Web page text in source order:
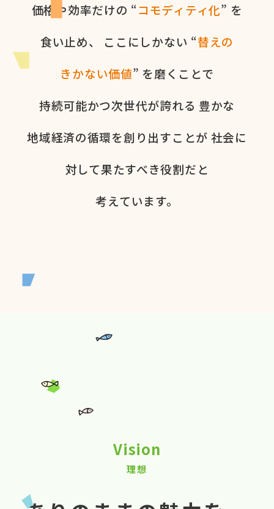
価格や​効率だけの​ “コモディティ化” を​
食い​止め、
ここに​しかない​ “替えの​
きかない​価値” を​磨く​ことで
持続可能かつ次世代が​誇れる 豊かな​
地域経済の​循環を​創り出すことが 社会に​
対して​果た​すべき役割だと​
考えています。​
Vision
理想